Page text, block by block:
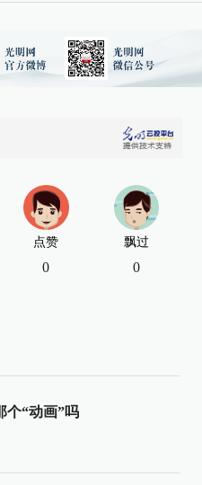
点赞
0
飘过
0
个“动画”吗